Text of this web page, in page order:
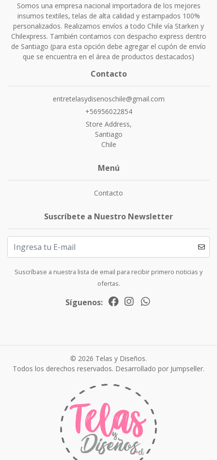
Somos una empresa nacional importadora de los mejores
insumos textiles, telas de alta calidad y estampados 100%
personalizados. Realizamos envíos a todo Chile vía Starken y
Chilexpress. También contamos con despacho express dentro
de Santiago (para esta opción debe agregar el cupón de envío
que se encuentra en el área de productos destacados)
Contacto
entretelasydisenoschile@gmail.com
+56956022854
Store Address,
Santiago
Chile
Menú
Contacto
Suscríbete a Nuestro Newsletter
Suscríbase a nuestra lista de email para recibir primero noticias y
ofertas.
Síguenos:
© 2026 Telas y Diseños.
Todos los derechos reservados. Desarrollado por Jumpseller.